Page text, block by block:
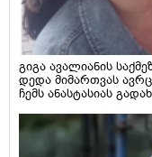
გიგა ავალიანის
დედა მიმართვას
ჩემს ანასტასიას